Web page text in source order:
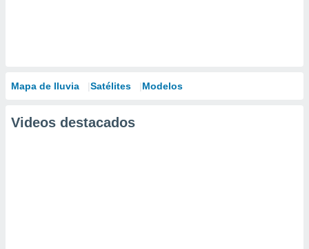
Mapa de lluvia Satélites Modelos
Videos destacados